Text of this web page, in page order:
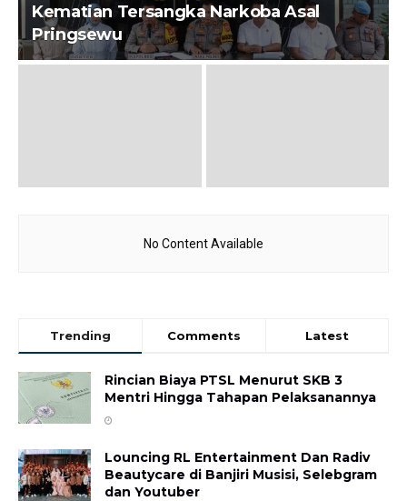
Kematian Tersangka Narkoba Asal
Pringsewu
No Content Available
Trending Comments Latest
Rincian Biaya PTSL Menurut SKB 3
Mentri Hingga Tahapan Pelaksanannya
Louncing RL Entertainment Dan Radiv
Beautycare di Banjiri Musisi, Selebgram
dan Youtuber